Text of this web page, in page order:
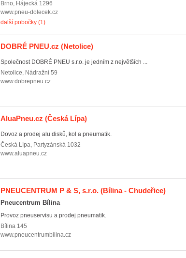
Brno, Hájecká 1296
www.pneu-dolecek.cz
další pobočky (1)
DOBRÉ PNEU.cz (Netolice)
Společnost DOBRÉ PNEU s.r.o. je jedním z největších ...
Netolice, Nádražní 59
www.dobrepneu.cz
AluaPneu.cz (Česká Lípa)
Dovoz a prodej alu disků, kol a pneumatik.
Česká Lípa, Partyzánská 1032
www.aluapneu.cz
PNEUCENTRUM P & S, s.r.o. (Bílina - Chudeřice)
Pneucentrum Bílina
Provoz pneuservisu a prodej pneumatik.
Bílina 145
www.pneucentrumbilina.cz